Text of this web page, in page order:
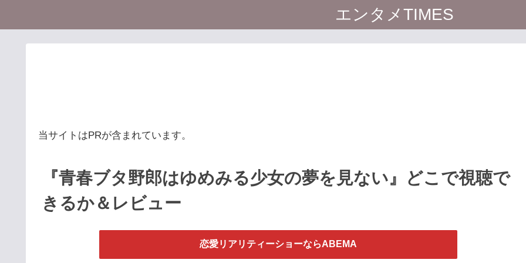
エンタメTIMES
当サイトはPRが含まれています。
『青春ブタ野郎はゆめみる少女の夢を見ない』どこで視聴で
きるか＆レビュー
恋愛リアリティーショーならABEMA